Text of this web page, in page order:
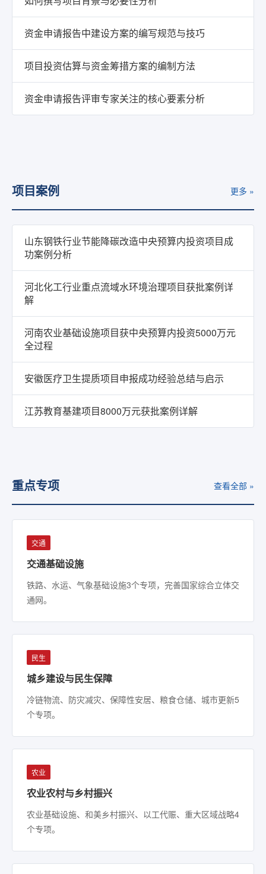
资金申请报告中建设方案的编写规范与技巧
项目投资估算与资金筹措方案的编制方法
资金申请报告评审专家关注的核心要素分析
项目案例 更多 »
山东钢铁行业节能降碳改造中央预算内投资项目成
功案例分析
河北化工行业重点流域水环境治理项目获批案例详
解
河南农业基础设施项目获中央预算内投资5000万元
全过程
安徽医疗卫生提质项目申报成功经验总结与启示
江苏教育基建项目8000万元获批案例详解
重点专项 查看全部 »
交通
交通基础设施
铁路、水运、气象基础设施3个专项，完善国家综合立体交
通网。
民生
城乡建设与民生保障
冷链物流、防灾减灾、保障性安居、粮食仓储、城市更新5
个专项。
农业
农业农村与乡村振兴
农业基础设施、和美乡村振兴、以工代赈、重大区域战略4
个专项。